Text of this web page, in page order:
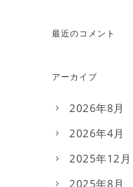
最近のコメント
アーカイブ
2026年8月
2026年4月
2025年12月
2025年8月